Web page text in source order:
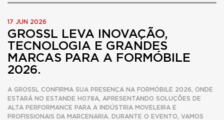
17 JUN 2026
GROSSL LEVA INOVAÇÃO,
TECNOLOGIA E GRANDES
MARCAS PARA A FORMÓBILE
2026.
A GROSSL CONFIRMA SUA PRESENÇA NA FORMÓBILE 2026, ONDE
ESTARÁ NO ESTANDE H078A, APRESENTANDO SOLUÇÕES DE
ALTA PERFORMANCE PARA A INDÚSTRIA MOVELEIRA E
PROFISSIONAIS DA MARCENARIA. DURANTE O EVENTO, VAMOS